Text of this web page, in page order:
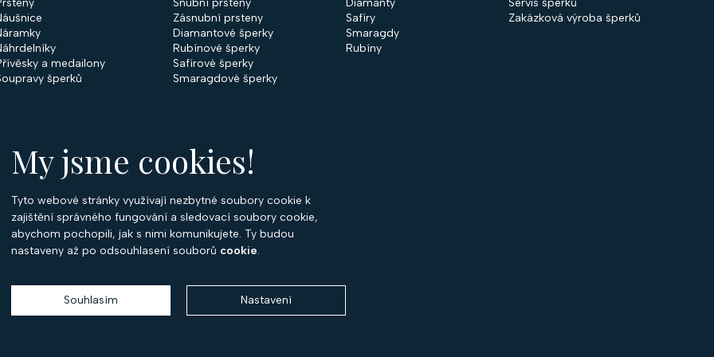
My jsme cookies!
Tyto webové stránky využívají nezbytné soubory cookie k
zajištění správného fungování a sledovací soubory cookie,
abychom pochopili, jak s nimi komunikujete. Ty budou
nastaveny až po odsouhlasení souborů cookie.
Nastavení
Souhlasím
a medailony
šperků
Snubní prsteny
Zásnubní prsteny
Diamantové šperky
Rubínové šperky
Safírové šperky
Smaragdové šperky
Diamanty
Safíry
Smaragdy
Rubíny
Servis šperků
Zakázková výroba šperků
Copyright 2026Optima Diamant. Všechna práva vyhrazena.